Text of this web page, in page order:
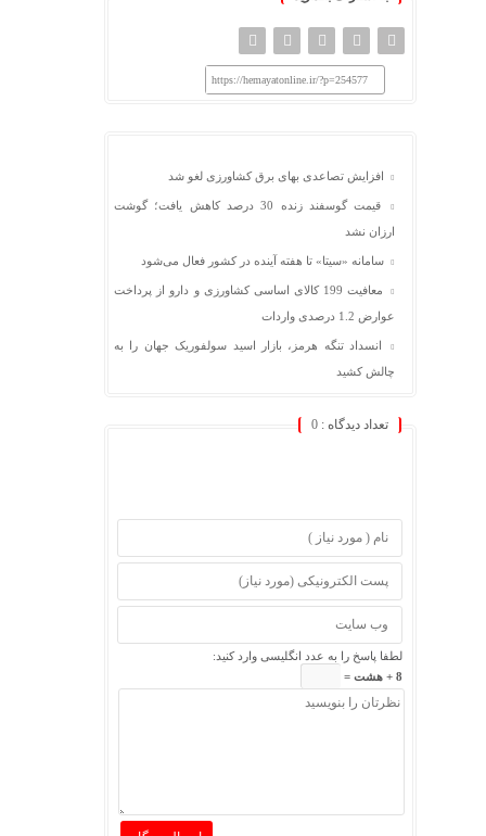
https://hemayatonline.ir/?p=254577
افزایش تصاعدی بهای برق کشاورزی لغو شد
قیمت گوسفند زنده 30 درصد کاهش یافت؛ گوشت
ارزان نشد
سامانه «سیتا» تا هفته آینده در کشور فعال می‌شود
معافیت 199 کالای اساسی کشاورزی و دارو از پرداخت
عوارض 1.2 درصدی واردات
انسداد تنگه هرمز، بازار اسید سولفوریک جهان را به
چالش کشید
تعداد دیدگاه : 0
لطفا پاسخ را به عدد انگلیسی وارد کنید:
8 + هشت =